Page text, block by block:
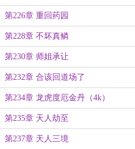
第226章 重回药园
第228章 不坏真鳞
第230章 师姐承让
第232章 合该回道场了
第234章 龙虎度厄金丹（4k）
第235章 天人劫至
第237章 天人三境